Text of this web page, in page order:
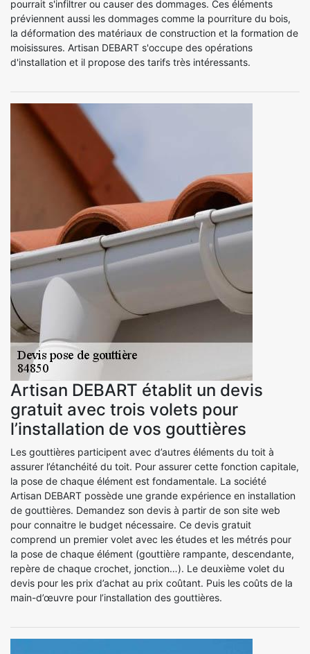
pourrait s'infiltrer ou causer des dommages. Ces éléments
préviennent aussi les dommages comme la pourriture du bois,
la déformation des matériaux de construction et la formation de
moisissures. Artisan DEBART s'occupe des opérations
d'installation et il propose des tarifs très intéressants.
Artisan DEBART établit un devis
gratuit avec trois volets pour
l’installation de vos gouttières
Les gouttières participent avec d’autres éléments du toit à
assurer l’étanchéité du toit. Pour assurer cette fonction capitale,
la pose de chaque élément est fondamentale. La société
Artisan DEBART possède une grande expérience en installation
de gouttières. Demandez son devis à partir de son site web
pour connaitre le budget nécessaire. Ce devis gratuit
comprend un premier volet avec les études et les métrés pour
la pose de chaque élément (gouttière rampante, descendante,
repère de chaque crochet, jonction…). Le deuxième volet du
devis pour les prix d’achat au prix coûtant. Puis les coûts de la
main-d’œuvre pour l’installation des gouttières.